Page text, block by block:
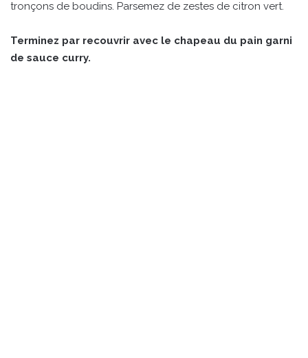
tronçons de boudins. Parsemez de zestes de citron vert.
Terminez par recouvrir avec le chapeau du pain garni
de sauce curry.